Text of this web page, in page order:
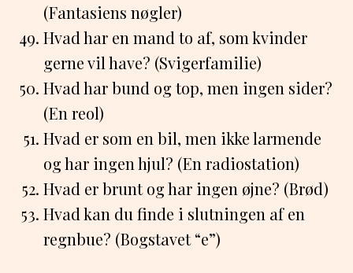
(Fantasiens nøgler)
Hvad har en mand to af, som kvinder
gerne vil have? (Svigerfamilie)
Hvad har bund og top, men ingen sider?
(En reol)
Hvad er som en bil, men ikke larmende
og har ingen hjul? (En radiostation)
Hvad er brunt og har ingen øjne? (Brød)
Hvad kan du finde i slutningen af en
regnbue? (Bogstavet “e”)